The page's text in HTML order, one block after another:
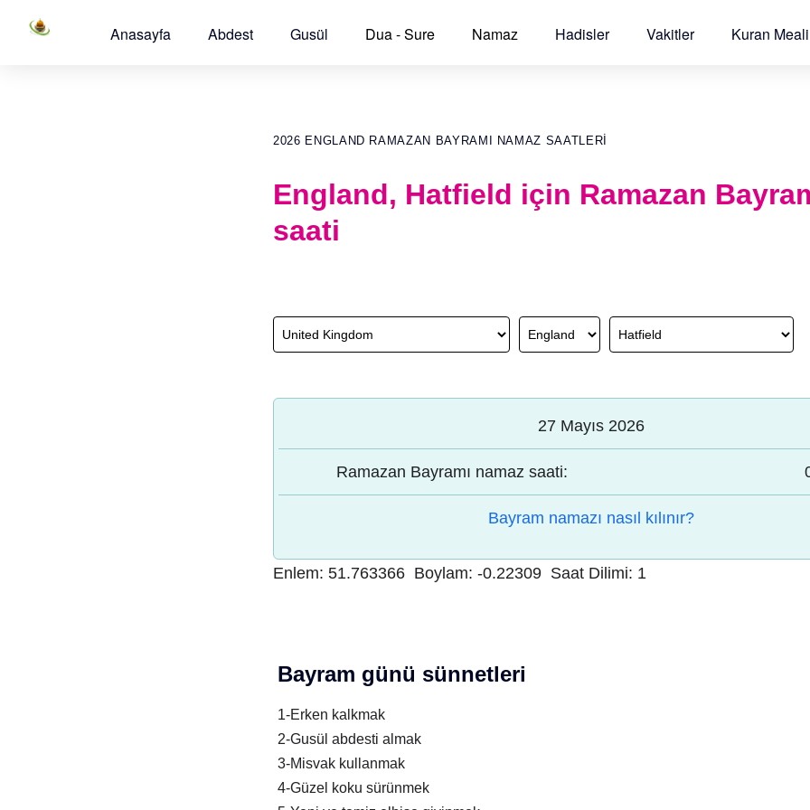
Anasayfa Abdest Gusül Dua - Sure Namaz Hadisler Vakitler Kuran Meali
2026 ENGLAND RAMAZAN BAYRAMI NAMAZ SAATLERI
England, Hatfield için Ramazan
saati
27 Mayıs 2026
Ramazan Bayramı namaz saati:
Bayram namazı nasıl kılınır?
Enlem: 51.763366 Boylam: -0.22309 Saat Dilimi: 1
Bayram günü sünnetleri
1-Erken kalkmak
2-Gusül abdesti almak
3-Misvak kullanmak
4-Güzel koku sürünmek